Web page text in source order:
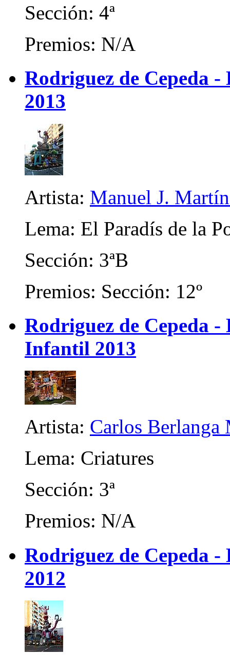
Sección: 4ª
Premios: N/A
Rodriguez de Cepeda
2013
Artista: Manuel J.
Lema: El Paradís de la
Sección: 3ªB
Premios: Sección: 12º
Rodriguez de Cepeda
Infantil 2013
Artista: Carlos Berlanga
Lema: Criatures
Sección: 3ª
Premios: N/A
Rodriguez de Cepeda
2012